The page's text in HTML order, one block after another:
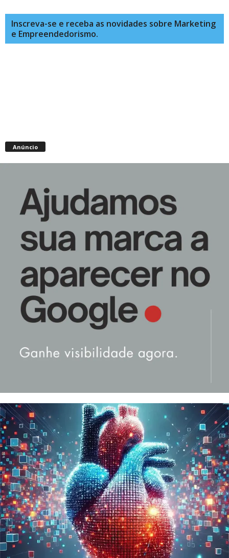
Inscreva-se e receba as novidades sobre Marketing
e Empreendedorismo.
Anúncio